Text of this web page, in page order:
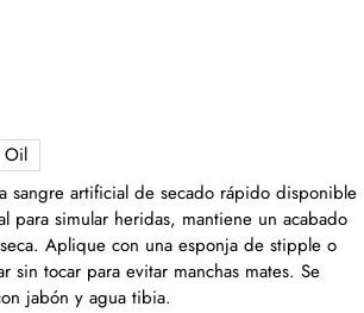
Oil
sangre artificial de secado rápido disponible
para simular heridas, mantiene un acabado
Aplique con una esponja de stipple o
sin tocar para evitar manchas mates. Se
jabón y agua tibia.